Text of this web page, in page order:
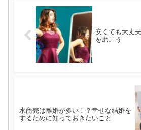
安くても大丈
を磨こう
水商売は離婚が多い！？幸せな結婚を
するために知っておきたいこと